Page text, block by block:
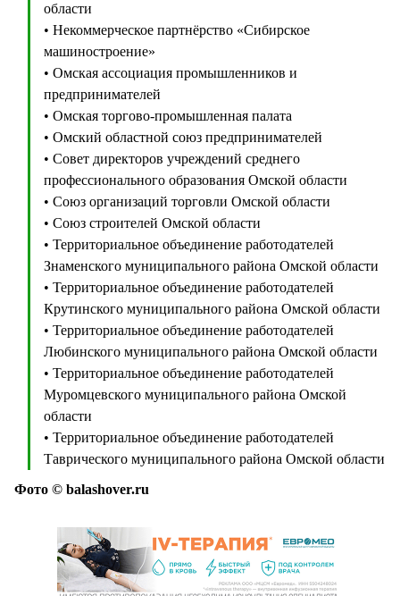
области
• Некоммерческое партнёрство «Сибирское
машиностроение»
• Омская ассоциация промышленников и
предпринимателей
• Омская торгово-промышленная палата
• Омский областной союз предпринимателей
• Совет директоров учреждений среднего
профессионального образования Омской области
• Союз организаций торговли Омской области
• Союз строителей Омской области
• Территориальное объединение работодателей
Знаменского муниципального района Омской области
• Территориальное объединение работодателей
Крутинского муниципального района Омской области
• Территориальное объединение работодателей
Любинского муниципального района Омской области
• Территориальное объединение работодателей
Муромцевского муниципального района Омской
области
• Территориальное объединение работодателей
Таврического муниципального района Омской области
Фото © balashover.ru